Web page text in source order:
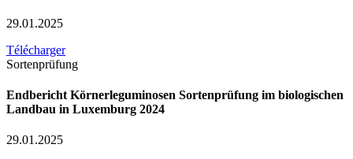
29.01.2025
Télécharger
Sortenprüfung
Endbericht Körnerleguminosen Sortenprüfung im biologischen
Landbau in Luxemburg 2024
29.01.2025